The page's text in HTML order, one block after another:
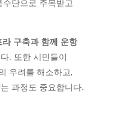
단으로 주목받고
구축과 함께 운항
. 또한 시민들이
우려를 해소하고,
과정도 중요합니다.